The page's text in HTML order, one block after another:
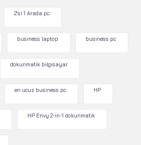
2'si 1 Arada pc
business laptop business pc
dokunmatik bilgisayar
en ucuz business pc HP
HP Envy 2-in-1 dokunmatik